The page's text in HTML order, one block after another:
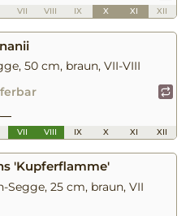
VII VIII IX X XI XII
50 cm, braun, VII-VIII
VII VIII IX X XI XII
'Kupferflamme'
Segge, 25 cm, braun, VII